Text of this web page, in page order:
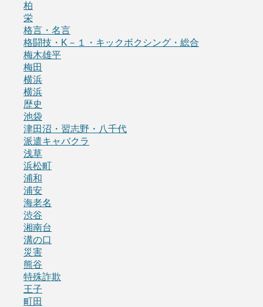
柏
栄
格言・名言
格闘技・K－１・キックボクシング・総合
梅木雄平
梅田
横浜
横浜
歴史
池袋
津田沼・習志野・八千代
派遣キャバクラ
浅草
浜松町
浦和
浦安
海老名
渋谷
湘南台
溝の口
災害
熊谷
特殊詐欺
王子
町田